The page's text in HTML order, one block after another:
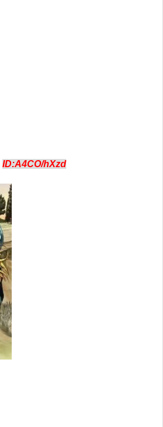
ID:A4CO/hXzd